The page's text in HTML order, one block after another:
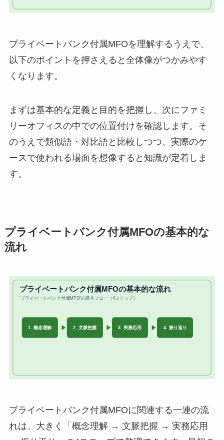
プライベートバンク付属MFOを理解するうえで、
以下のポイントを押さえると全体像がつかみやす
くなります。
まずは基本的な定義と目的を把握し、次にファミ
リーオフィスの中での位置付けを確認します。そ
のうえで類似語・対比語と比較しつつ、実際のケ
ースで使われる場面を想像すると知識が定着しま
す。
プライベートバンク付属MFOの基本的な
流れ
プライベートバンク付属MFOに関連する一連の流
れは、大きく「概念理解 → 文脈把握 → 実務応用